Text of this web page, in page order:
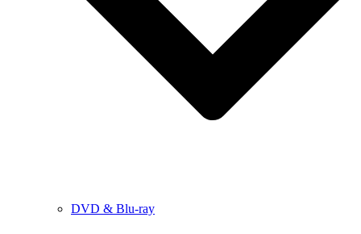
DVD & Blu-ray